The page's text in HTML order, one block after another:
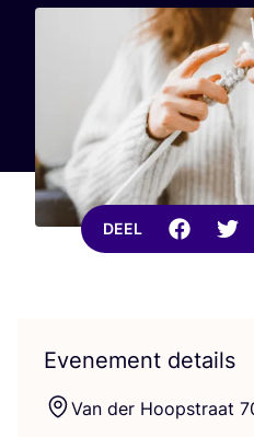
DEEL
Evenement details
Van der Hoop­straat